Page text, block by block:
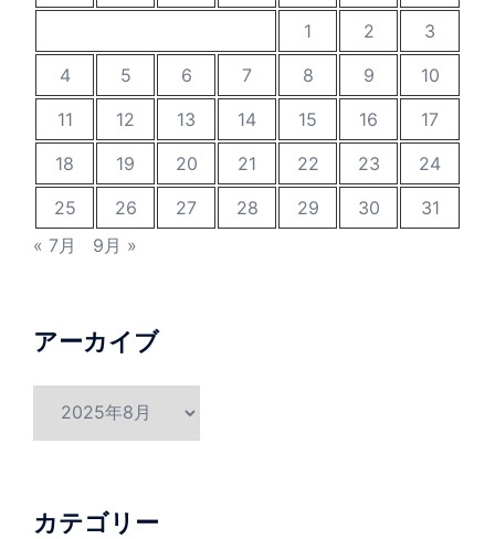
1
2
3
4
5 6 7 8 9
10
11
12 13 14 15 16
17
18
19 20 21 22 23
24
25
26 27 28 29 30
31
« 7月
9月 »
アーカイブ
ブ
カテゴリー